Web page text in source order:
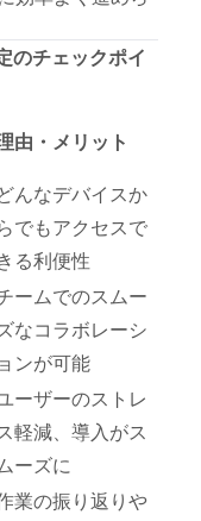
のチェックポイ
由・メリット
んなデバイスか
でもアクセスで
る利便性
ームでのスムー
なコラボレーシ
ョンが可能
ーザーのストレ
軽減、導入がス
ーズに
業の振り返りや